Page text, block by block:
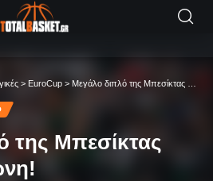
> EuroCup > Μεγάλο διπλό της Μπεσίκτας στη Βαρκελώνη!
της Μπεσίκτας